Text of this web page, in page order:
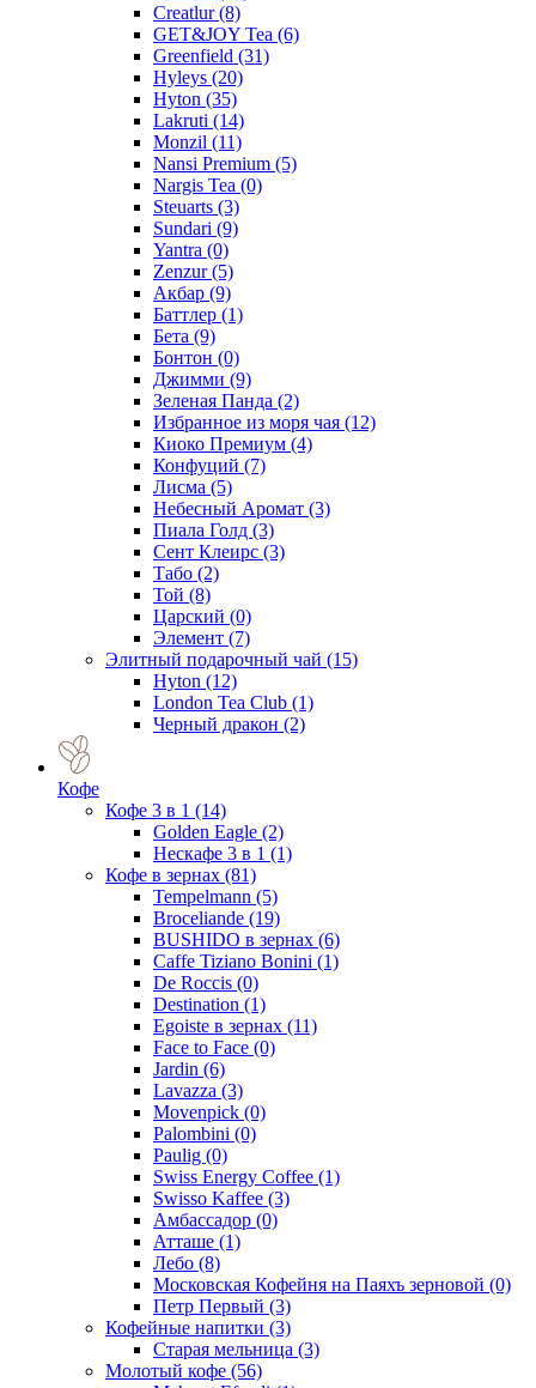
Creatlur(8)
GET&JOY Tea (6)
Greenfield (31)
Hyleys (20)
Hyton (35)
Lakruti (14)
Monzil (11)
Nansi Premium (5)
Nargis Tea (0)
Steuarts (3)
Sundari (9)
Yantra (0)
Zenzur(5)
Акбар (9)
Баттлер (1)
Бета (9)
Бонтон (0)
Джимми (9)
Зеленая Панда (2)
Избранное из моря чая (12)
Киоко Премиум (4)
Конфуций (7)
Лисма (5)
Небесный Аромат (3)
Пиала Голд (3)
Сент Клеирс (3)
Табо (2)
Той (8)
Царский (0)
Элемент (7)
Элитный подарочный чай (15)
Hyton (12)
London Tea Club (1)
Черный дракон (2)
Кофе
Кофе 3 в 1 (14)
Golden Eagle (2)
Нескафе 3 в 1 (1)
Кофе в зернах (81)
Tempelmann (5)
Broceliande (19)
BUSHIDO в зернах (6)
Caffe Tiziano Bonini (1)
De Roccis (0)
Destination (1)
Egoiste в зернах (11)
Face to Face (0)
Jardin (6)
Lavazza (3)
Movenpick (0)
Palombini (0)
Paulig (0)
Swiss Energy Coffee (1)
Swisso Kaffee (3)
Амбассадор (0)
Атташе (1)
Лебо (8)
Московская Кофейня на Паяхъ зерновой (0)
Петр Первый (3)
Кофейные напитки (3)
Старая мельница (3)
Молотый кофе (56)